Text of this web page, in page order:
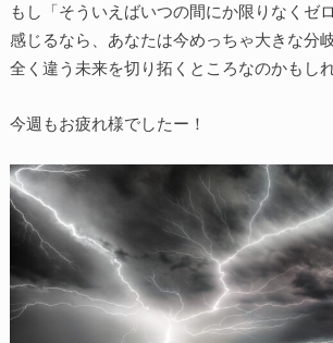
もし「そういえばいつの間にか限りなくゼ
感じるなら、あなたは今めっちゃ大きな分
全く違う未来を切り拓くところなのかもし
今週もお疲れ様でしたー！